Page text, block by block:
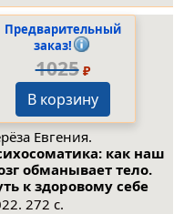
Предварительный
заказ!
1025₽
В корзину
Евгения.
как наш
обманывает тело.
к здоровому себе
272 с.